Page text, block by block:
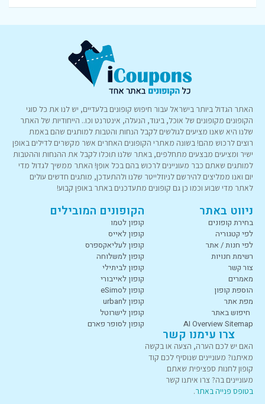
האתר הגדול ביותר בישראל עבור חיפוש קופונים בלעדיים, יש לנו את כל סוגי
הקופונים מקופונים של אוכל, ביגוד, הנעלה, אינטרנט וכו.. הייחודיות של האתר
שלנו היא שאנו מציעים לגולשים לקבל הנחות והטבות למותגים שהם באמת
רוצים לרכוש מהם! בשונה מאתרי הקופונים האחרים אשר מקשרים לדילים באופן
ישיר ומציעים מבצעים מתחלפים, באתר שלנו תוכלו לקבל את ההנחות וההטבות
למותגים שאתם כבר מעוניינים לרכוש בהם בכל אופן! האתר ממשיך לגדול מדי
יום ואנו ממליצים להירשם לניוזלייטר שלנו ולהתעדכן, מותגים חדשים עולים
לאתר מדי שבוע וכמו כן גם קופונים מתעדכנים באתר באופן קבוע!
ניווט באתר
בחירת קופונים
לפי קטגוריה
לפי חנות / אתר
רשימת חנויות
צור קשר
מאמרים
הוספת קופון
מפת אתר
חיפוש באתר
AI Overview Sitemap
הקופונים המובילים
קופון לטמו
קופון לאייס
קופון לעליאקספרס
קופון למשלוחה
קופון לביתילי
קופון לאייבורי
קופון לeSimo
קופון לurban
קופון לישרוטל
קופון לסופר פארם
צרו עימנו קשר
האם יש לכם הערה, הצעה או בקשה
מאיתנו? מעוניינים שנוסיף לכם קוד
קופון לחנות ספציפית שאתם
מעוניינים בה? צרו איתנו קשר
בטופס פנייה באתר.